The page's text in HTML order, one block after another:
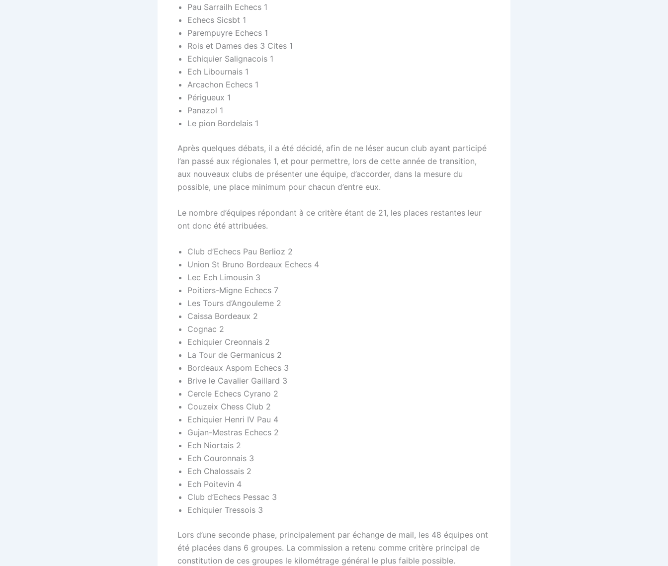
Pau Sarrailh Echecs 1
Echecs Sicsbt 1
Parempuyre Echecs 1
Rois et Dames des 3 Cites 1
Echiquier Salignacois 1
Ech Libournais 1
Arcachon Echecs 1
Périgueux 1
Panazol 1
Le pion Bordelais 1
Après quelques débats, il a été décidé, afin de ne léser aucun club ayant participé
l’an passé aux régionales 1, et pour permettre, lors de cette année de transition,
aux nouveaux clubs de présenter une équipe, d’accorder, dans la mesure du
possible, une place minimum pour chacun d’entre eux.
Le nombre d’équipes répondant à ce critère étant de 21, les places restantes leur
ont donc été attribuées.
Club d’Echecs Pau Berlioz 2
Union St Bruno Bordeaux Echecs 4
Lec Ech Limousin 3
Poitiers-Migne Echecs 7
Les Tours d’Angouleme 2
Caissa Bordeaux 2
Cognac 2
Echiquier Creonnais 2
La Tour de Germanicus 2
Bordeaux Aspom Echecs 3
Brive le Cavalier Gaillard 3
Cercle Echecs Cyrano 2
Couzeix Chess Club 2
Echiquier Henri IV Pau 4
Gujan-Mestras Echecs 2
Ech Niortais 2
Ech Couronnais 3
Ech Chalossais 2
Ech Poitevin 4
Club d’Echecs Pessac 3
Echiquier Tressois 3
Lors d’une seconde phase, principalement par échange de mail, les 48 équipes ont
été placées dans 6 groupes. La commission a retenu comme critère principal de
constitution de ces groupes le kilométrage général le plus faible possible.